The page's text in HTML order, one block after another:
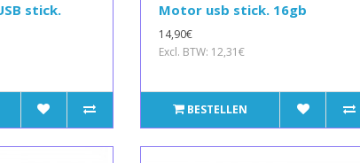
stick.
Motor usb stick. 16gb
14,90€
Excl. BTW: 12,31€
BESTELLEN